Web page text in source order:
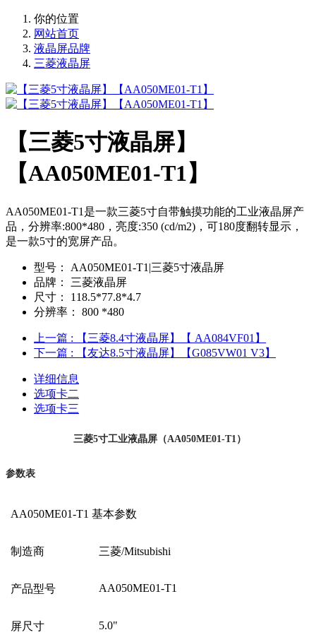
你的位置
网站首页
液晶屏品牌
三菱液晶屏
【三菱5寸液晶屏】
【AA050ME01-T1】
AA050ME01-T1是一款三菱5寸自带触摸功能的工业液晶屏产
品，分辨率:800*480，亮度:350 (cd/m2)，可180度翻转显示，
是一款5寸的宽屏产品。
型号：
AA050ME01-T1|三菱5寸液晶屏
品牌：
三菱液晶屏
尺寸：
118.5*77.8*4.7
分辨率：
800 *480
上一篇 : 【三菱8.4寸液晶屏】【 AA084VF01】
下一篇 : 【友达8.5寸液晶屏】【G085VW01 V3】
详细信息
选项卡二
选项卡三
三菱5寸工业液晶屏（AA050ME01-T1）
参数表
AA050ME01-T1 基本参数
制造商 三菱/Mitsubishi
产品型号 AA050ME01-T1
屏尺寸 5.0"